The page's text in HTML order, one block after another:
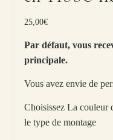
25,00€
Par défaut, vous
principale.
Vous avez envie de
Choisissez La couleur
le type de montage